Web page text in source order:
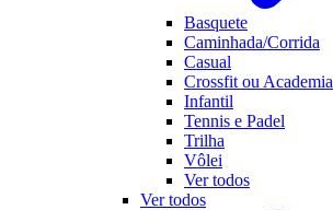
Basquete
Caminhada/Corrida
Casual
Crossfit ou Academia
Infantil
Tennis e Padel
Trilha
Vôlei
Ver todos
Ver todos